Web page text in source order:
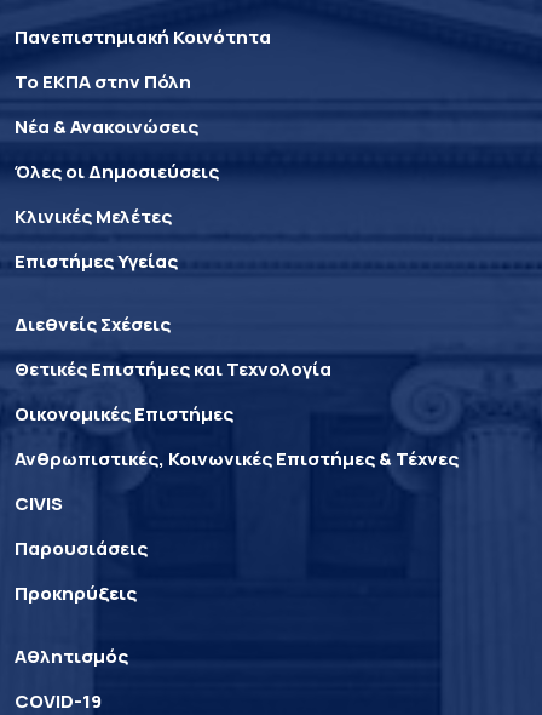
Πανεπιστημιακή Κοινότητα
Το ΕΚΠΑ στην Πόλη
Νέα & Ανακοινώσεις
Όλες οι Δημοσιεύσεις
Κλινικές Μελέτες
Επιστήμες Υγείας
Διεθνείς Σχέσεις
Θετικές Επιστήμες και Τεχνολογία
Οικονομικές Επιστήμες
Ανθρωπιστικές, Κοινωνικές Επιστήμες & Τέχνες
CIVIS
Παρουσιάσεις
Προκηρύξεις
Αθλητισμός
COVID-19